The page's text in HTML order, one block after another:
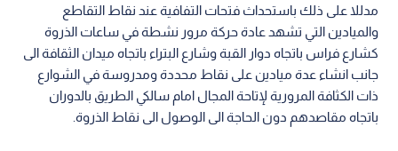
مدللا على ذلك باستحداث فتحات التفافية عند نقاط التقاطع
والميادين التي تشهد عادة حركة مرور نشطة في ساعات الذروة
كشارع فراس باتجاه دوار القبة وشارع البتراء باتجاه ميدان الثقافة الى
جانب انشاء عدة ميادين على نقاط محددة ومدروسة في الشوارع
ذات الكثافة المرورية لإتاحة المجال امام سالكي الطريق بالدوران
باتجاه مقاصدهم دون الحاجة الى الوصول الى نقاط الذروة.